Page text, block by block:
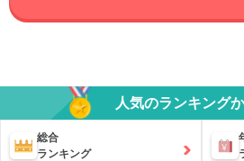
人気のランキング
総合
ランキング